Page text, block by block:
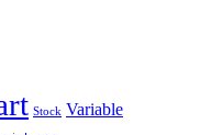
Stock Variable